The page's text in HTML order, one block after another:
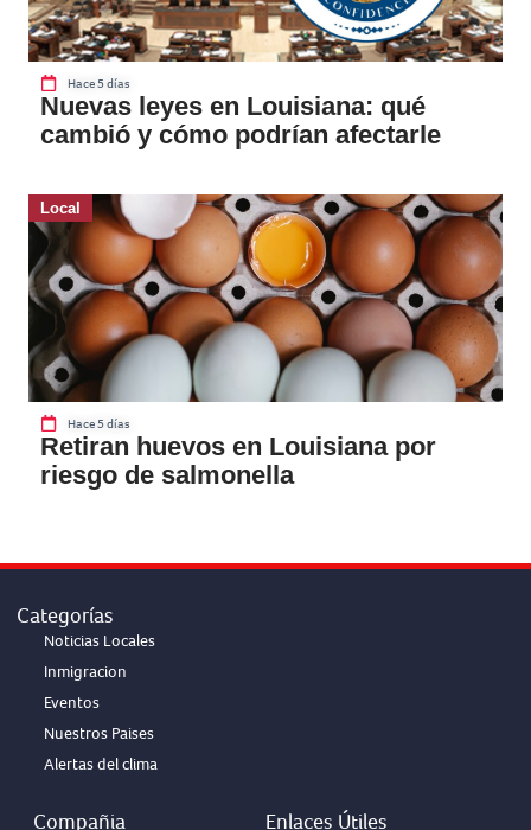
Hace 5 días
Nuevas leyes en Louisiana: qué
cambió y cómo podrían afectarle
Local
Hace 5 días
Retiran huevos en Louisiana por
riesgo de salmonella
Categorías
Noticias Locales
Inmigracion
Eventos
Nuestros Paises
Alertas del clima
Compañia Enlaces Útiles